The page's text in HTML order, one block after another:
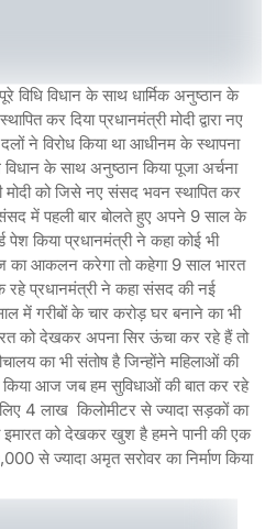
विधि विधान के साथ धार्मिक अनुष्ठान के
कर दिया प्रधानमंत्री मोदी द्वारा नए
ने विरोध किया था आधीनम के स्थापना
के साथ अनुष्ठान किया पूजा अर्चना
मोदी को जिसे नए संसद भवन स्थापित कर
संसद में पहली बार बोलते हुए अपने 9 साल के
पेश किया प्रधानमंत्री ने कहा कोई भी
का आकलन करेगा तो कहेगा 9 साल भारत
रहे प्रधानमंत्री ने कहा संसद की नई
में गरीबों के चार करोड़ घर बनाने का भी
को देखकर अपना सिर ऊंचा कर रहे हैं तो
का भी संतोष है जिन्होंने महिलाओं की
किया आज जब हम सुविधाओं की बात कर रहे
4 लाख किलोमीटर से ज्यादा सड़कों का
इमारत को देखकर खुश है हमने पानी की एक
से ज्यादा अमृत सरोवर का निर्माण किया